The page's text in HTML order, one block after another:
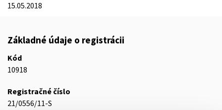
15.05.2018
Základné údaje o registrácii
Kód
10918
Registračné číslo
21/0556/11-S